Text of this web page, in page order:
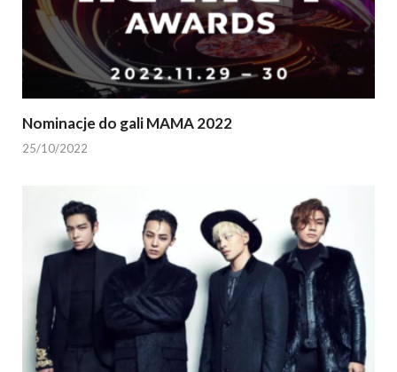
Nominacje do gali MAMA 2022
25/10/2022